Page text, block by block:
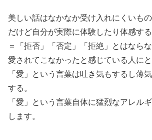
美しい話はなかなか受け入れにくいもの
だけど自分が実際に体験したり体感する
＝「拒否」「否定」「拒絶」とはならな
愛されてこなかったと感じている人に
「愛」という言葉は吐き気もするし薄
する。
「愛」という言葉自体に猛烈なアレル
します。